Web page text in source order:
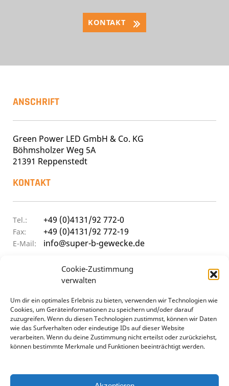
Cookie-Zustimmung
verwalten
Um dir ein optimales Erlebnis zu bieten, verwenden wir Technologien wie
Cookies, um Geräteinformationen zu speichern und/oder darauf
zuzugreifen. Wenn du diesen Technologien zustimmst, können wir Daten
wie das Surfverhalten oder eindeutige IDs auf dieser Website
verarbeiten. Wenn du deine Zustimmung nicht erteilst oder zurückziehst,
können bestimmte Merkmale und Funktionen beeinträchtigt werden.
KONTAKT
ANSCHRIFT
Green Power LED GmbH & Co. KG
Böhmsholzer Weg 5A
21391 Reppenstedt
KONTAKT
Tel.: +49 (0)4131/92 772-0
Fax: +49 (0)4131/92 772-19
E-Mail: info@super-b-gewecke.de
ÖFFNUNGSZEITEN
Mo–Do 9:30 - 12:00 Uhr & 14:00 - 17:00 Uhr
Frei 9:30 - 12:00 Uhr & 14:00 - 15:30 Uhr
Sa geschlossen